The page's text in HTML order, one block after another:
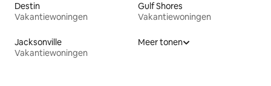
Destin
Vakantiewoningen
Gulf Shores
Vakantiewoningen
Jacksonville
Vakantiewoningen
Meer tonen